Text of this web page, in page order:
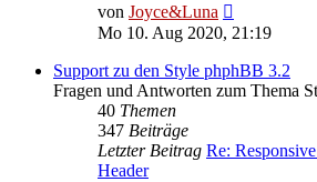
von Joyce&Luna
Beitrag
Mo 10. Aug 2020, 21:19
Support zu den Style phphBB 3.2
Fragen und Antworten zum Thema
40 Themen
347 Beiträge
Letzter Beitrag Re:
Header